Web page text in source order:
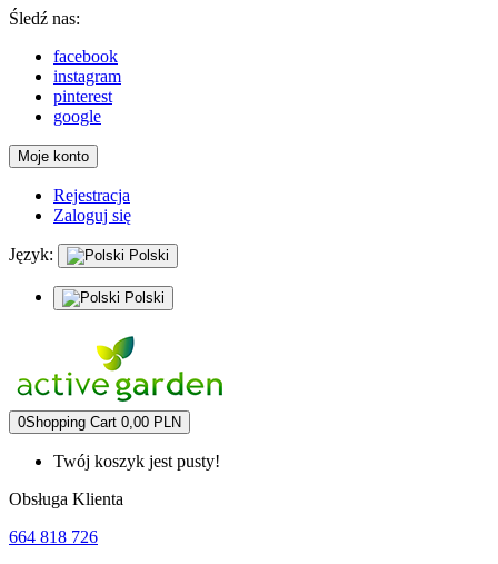
Śledź nas:
facebook
instagram
pinterest
google
Moje konto
Rejestracja
Zaloguj się
Język: Polski
Polski
0Shopping Cart 0,00 PLN
Twój koszyk jest pusty!
Obsługa Klienta
664 818 726